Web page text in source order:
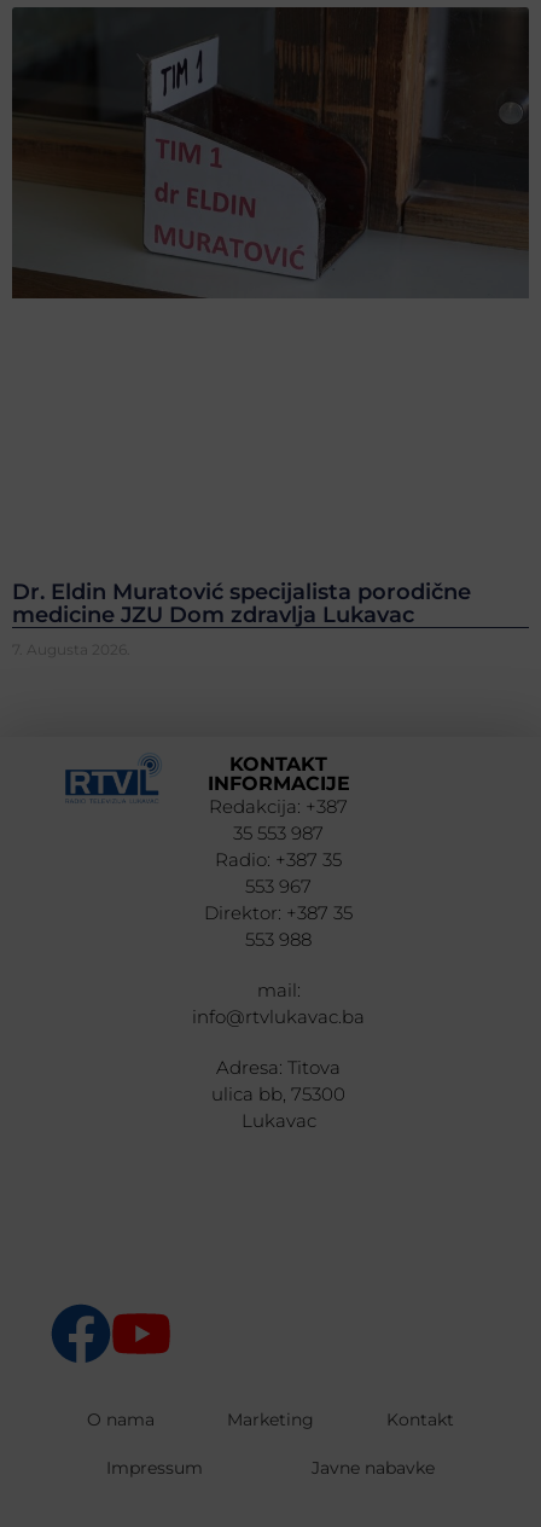
Dr. Eldin Muratović specijalista porodične
medicine JZU Dom zdravlja Lukavac
7. Augusta 2026.
KONTAKT
INFORMACIJE
Redakcija: +387
35 553 987
Radio: +387 35
553 967
Direktor: +387 35
553 988
mail:
info@rtvlukavac.ba
Adresa: Titova
ulica bb, 75300
Lukavac
O nama Marketing Kontakt
Impressum Javne nabavke